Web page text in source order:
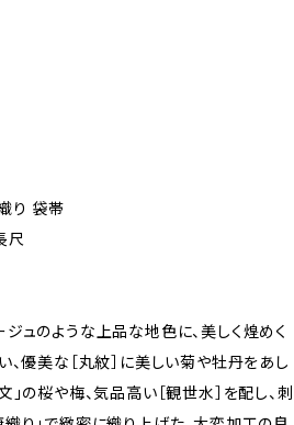
り 袋帯
尺
ュのような上品な地色に、美しく煌めく
、優美な［丸紋］に美しい菊や牡丹をあし
」の桜や梅、気品高い［観世水］を配し、刺